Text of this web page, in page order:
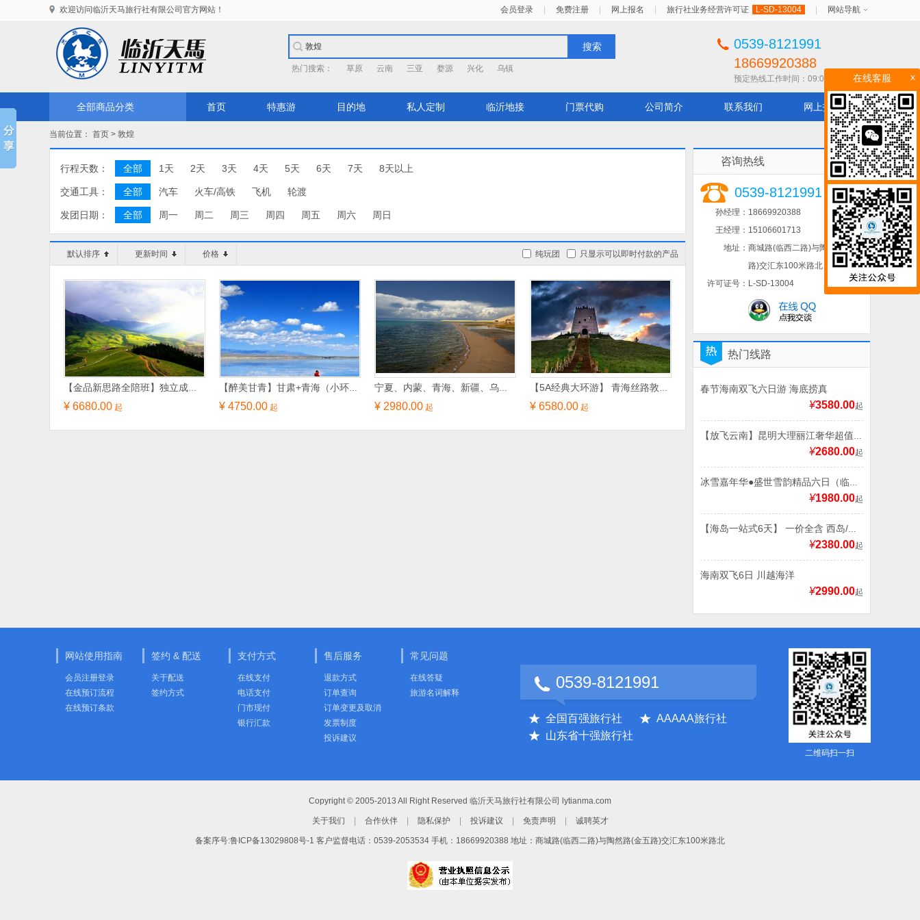
欢迎访问临沂天马旅行社有限公司官方网站！ 会员登录 免费注册 网上报名 旅行社业务经营许可证 L-SD-13004 网站导航
搜索
热门搜索： 草原 云南 三亚 婺源 兴化 乌镇
0539-8121991
18669920388
预定热线工作时间：09:00 - 22:00
全部商品分类 首页 特惠游 目的地 私人定制 临沂地接 门票代购 公司简介 联系我们 网上报名
当前位置： 首页 > 敦煌
咨询热线
0539-8121991
孙经理： 18669920388
王经理： 15106601713
地址： 商城路(临西二路)与陶然路(金五
路)交汇东100米路北
许可证号： L-SD-13004
热门线路
春节海南双飞六日游 海底捞真
¥3580.00起
【放飞云南】昆明大理丽江奢华超值双飞6日游
¥2680.00起
冰雪嘉年华●盛世雪韵精品六日（临沂起止）奇幻哈尔滨、动感亚布力、童话雪乡六日游
¥1980.00起
【海岛一站式6天】 一价全含 西岛/天涯海角/亚龙湾热带天堂/椰田古寨/大东海激情沙滩派对/夜游三亚湾
¥2380.00起
海南双飞6日 川越海洋
¥2990.00起
行程天数： 全部 1天 2天 3天 4天 5天 6天 7天 8天以上
交通工具： 全部 汽车 火车/高铁 飞机 轮渡
发团日期： 全部 周一 周二 周三 周四 周五 周六 周日
默认排序 更新时间 价格 只显示可以即时付款的产品
纯玩团
【金品新思路全陪班】独立成团青海湖、塔尔寺、茶卡盐湖、祁连卓尔山、张掖、嘉峪关、敦煌双飞8日游
¥ 6680.00 起
【醉美甘青】甘肃+青海（小环线）州、西宁塔尔寺、青海湖、茶卡盐湖、张掖丹霞、嘉峪关城楼、敦煌莫高窟、鸣沙山月牙泉三卧10日游
¥ 4750.00 起
宁夏、内蒙、青海、新疆、乌鲁木齐、天山天池、甘肃敦煌莫高窟、鸣沙山、月牙泉大型专列12日游
¥ 2980.00 起
【5A经典大环游】 青海丝路敦煌环线游双飞8日游
¥ 6580.00 起
网站使用指南
会员注册登录
在线预订流程
在线预订条款
签约 & 配送
关于配送
签约方式
支付方式
在线支付
电话支付
门市现付
银行汇款
售后服务
退款方式
订单查询
订单变更及取消
发票制度
投诉建议
常见问题
在线答疑
旅游名词解释
0539-8121991
全国百强旅行社
AAAAA旅行社
山东省十强旅行社
二维码扫一扫
Copyright © 2005-2013 All Right Reserved 临沂天马旅行社有限公司 lytianma.com
关于我们 合作伙伴 隐私保护 投诉建议 免责声明 诚聘英才
备案序号:鲁ICP备13029808号-1 客户监督电话：0539-2053534 手机：18669920388 地址：商城路(临西二路)与陶然路(金五路)交汇东100米路北
在线客服 x